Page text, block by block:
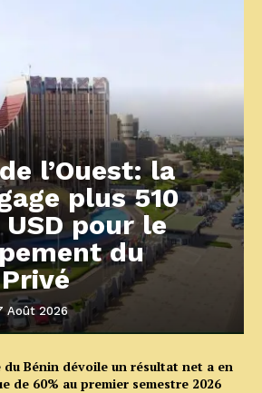
l’Ouest: la
plus 510
pour le
du
Août 2026
Bénin dévoile un résultat net a en
de 60% au premier semestre 2026